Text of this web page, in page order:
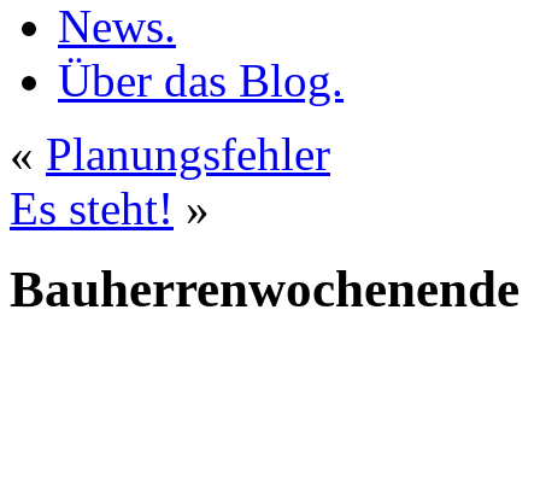
News.
Über das Blog.
« Planungsfehler
Es steht! »
Bauherrenwochenende